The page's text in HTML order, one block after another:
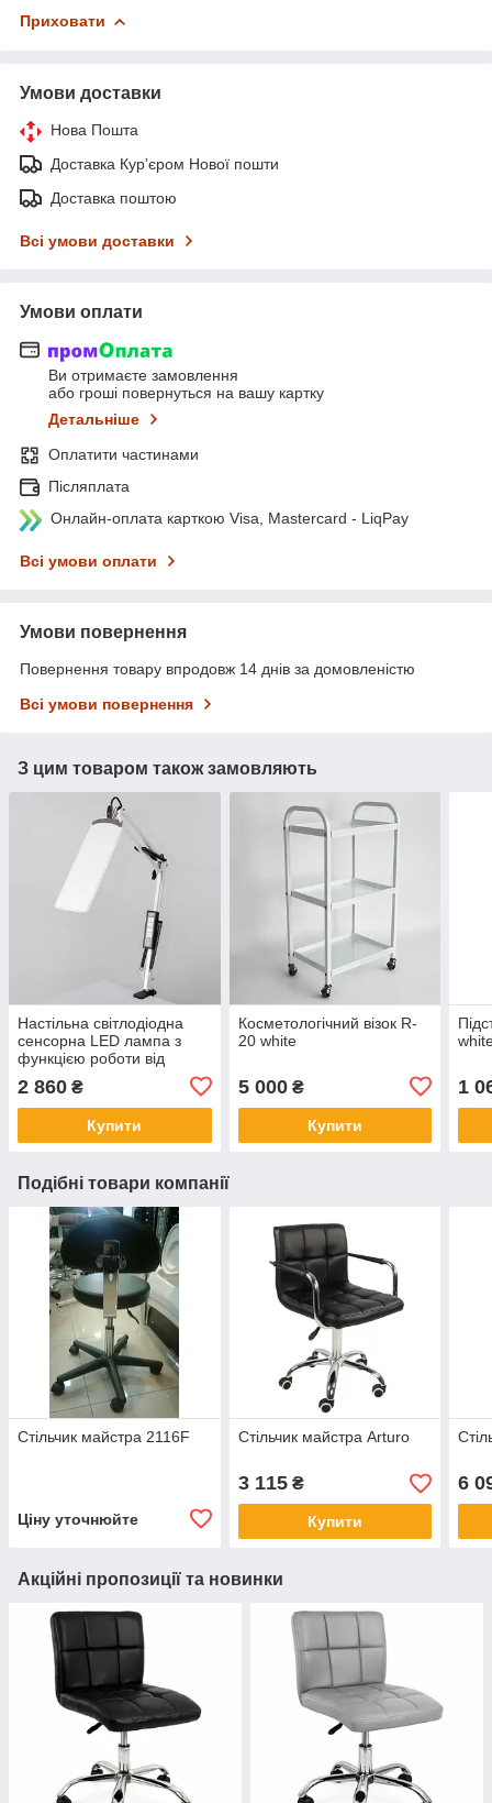
Приховати
Умови доставки
Нова Пошта
Доставка Курʼєром Нової пошти
Доставка поштою
Всі умови доставки
Умови оплати
Ви отримаєте замовлення
або гроші повернуться на вашу картку
Детальніше
Оплатити частинами
Післяплата
Онлайн-оплата карткою Visa, Mastercard - LiqPay
Всі умови оплати
Умови повернення
Повернення товару впродовж 14 днів за домовленістю
Всі умови повернення
З цим товаром також замовляють
Настільна світлодіодна
сенсорна LED лампа з
функцією роботи від
регулюванням світла X-
LED-20 SW
2 860 ₴
Купити
Косметологічний візок R-
20 white
5 000₴
Купити
1
Подібні товари компанії
Стільчик майстра 2116F
Ціну уточнюйте
Стільчик майстра Arturo
3 115₴
Купити
6
Акційні пропозиції та новинки